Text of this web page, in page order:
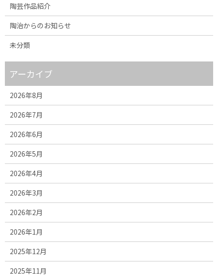
陶芸作品紹介
陶治からのお知らせ
未分類
アーカイブ
2026年8月
2026年7月
2026年6月
2026年5月
2026年4月
2026年3月
2026年2月
2026年1月
2025年12月
2025年11月